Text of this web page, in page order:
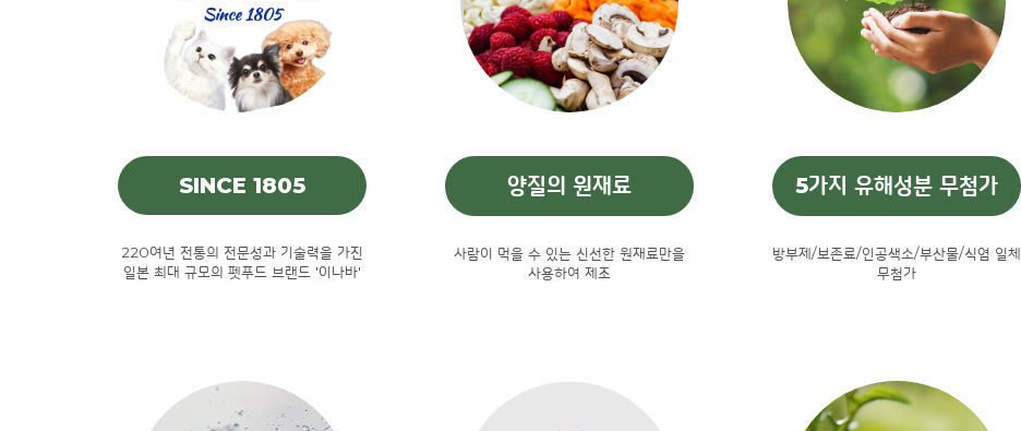
SINCE 1805
220여년 전통의 전문성과 기술력을 가진
일본 최대 규모의 펫푸드 브랜드 '이나바'
양질의 원재료
사람이 먹을 수 있는 신선한 원재료만을
사용하여 제조
5가지 유해성분 무첨가
방부제/보존료/인공색소/부산물/식염 일체
무첨가